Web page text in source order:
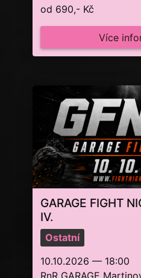
od 690,- Kč
Více
GARAGE FIGHT
IV.
Ostatní
10.10.2026 — 18:00
RnR GARAGE